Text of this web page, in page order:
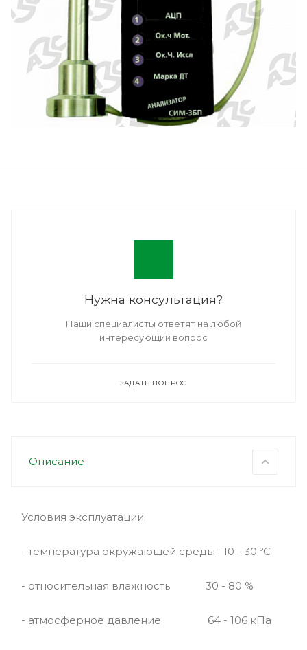
Нужна консультация?
Наши специалисты ответят на любой
интересующий вопрос
ЗАДАТЬ ВОПРОС
Описание
Условия эксплуатации.
- температура окружающей среды 10 - 30 ºС
- относительная влажность 30 - 80 %
- атмосферное давление 64 - 106 кПа